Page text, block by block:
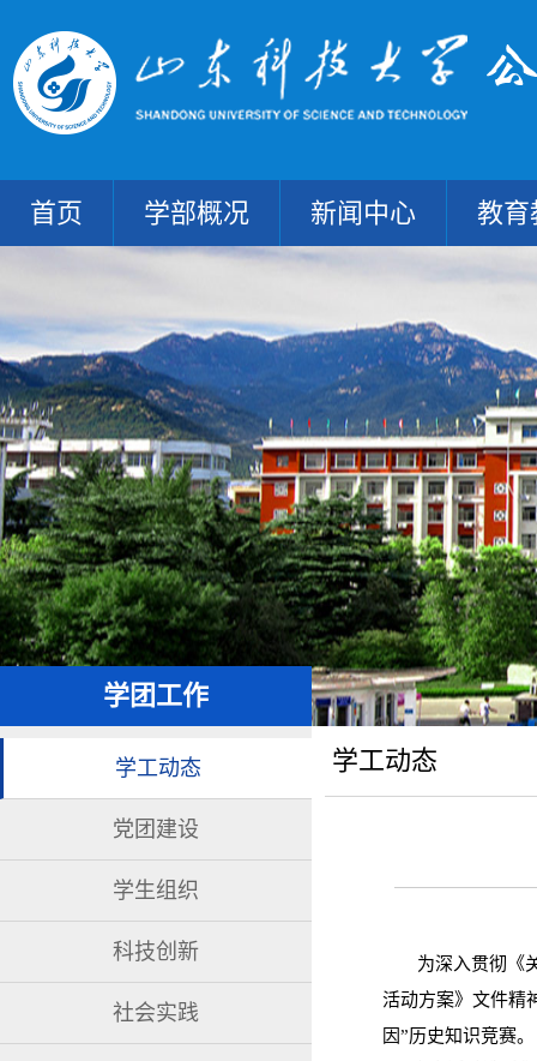
首页 学部概况 新闻中心 教育
学团工作
学工动态
党团建设
学生组织
科技创新
社会实践
学工动态
为深入贯彻《
活动方案》文件精
因”历史知识竞赛。